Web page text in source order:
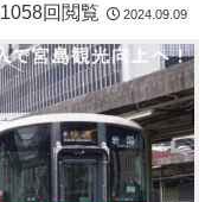
1058回閲覧 2024.09.09